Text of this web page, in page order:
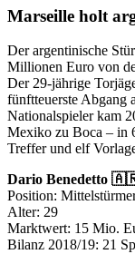
Marseille holt
Der argentinische
Millionen Euro von
Der 29-jährige
fünftteuerste Abgang
Nationalspieler kam
Mexiko zu Boca – in
Treffer und elf
Dario Benedetto
Position:
Alter: 29
Marktwert: 15 Mio.
Bilanz 2018/19: 21